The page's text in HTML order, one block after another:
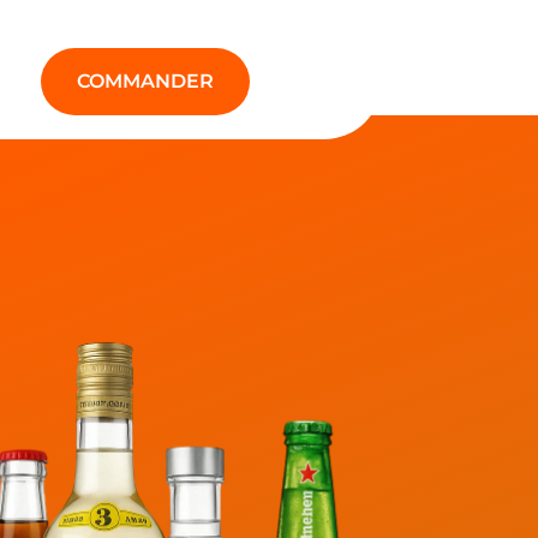
COMMANDER
alcool ultra